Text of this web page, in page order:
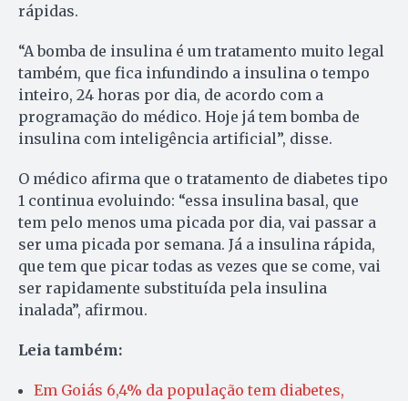
rápidas.
“A bomba de insulina é um tratamento muito legal
também, que fica infundindo a insulina o tempo
inteiro, 24 horas por dia, de acordo com a
programação do médico. Hoje já tem bomba de
insulina com inteligência artificial”, disse.
O médico afirma que o tratamento de diabetes tipo
1 continua evoluindo: “essa insulina basal, que
tem pelo menos uma picada por dia, vai passar a
ser uma picada por semana. Já a insulina rápida,
que tem que picar todas as vezes que se come, vai
ser rapidamente substituída pela insulina
inalada”, afirmou.
Leia também:
Em Goiás 6,4% da população tem diabetes,